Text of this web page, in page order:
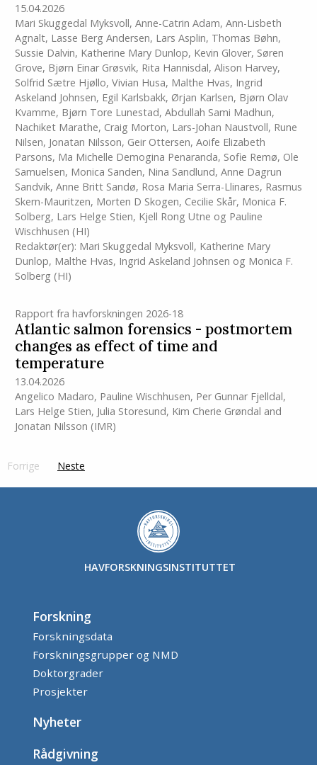
15.04.2026
Mari Skuggedal Myksvoll, Anne-Catrin Adam, Ann-Lisbeth
Agnalt, Lasse Berg Andersen, Lars Asplin, Thomas Bøhn,
Sussie Dalvin, Katherine Mary Dunlop, Kevin Glover, Søren
Grove, Bjørn Einar Grøsvik, Rita Hannisdal, Alison Harvey,
Solfrid Sætre Hjøllo, Vivian Husa, Malthe Hvas, Ingrid
Askeland Johnsen, Egil Karlsbakk, Ørjan Karlsen, Bjørn Olav
Kvamme, Bjørn Tore Lunestad, Abdullah Sami Madhun,
Nachiket Marathe, Craig Morton, Lars-Johan Naustvoll, Rune
Nilsen, Jonatan Nilsson, Geir Ottersen, Aoife Elizabeth
Parsons, Ma Michelle Demogina Penaranda, Sofie Remø, Ole
Samuelsen, Monica Sanden, Nina Sandlund, Anne Dagrun
Sandvik, Anne Britt Sandø, Rosa Maria Serra-Llinares, Rasmus
Skern-Mauritzen, Morten D Skogen, Cecilie Skår, Monica F.
Solberg, Lars Helge Stien, Kjell Rong Utne og Pauline
Wischhusen (HI)
Redaktør(er): Mari Skuggedal Myksvoll, Katherine Mary
Dunlop, Malthe Hvas, Ingrid Askeland Johnsen og Monica F.
Solberg (HI)
Rapport fra havforskningen 2026-18
Atlantic salmon forensics - postmortem
changes as effect of time and
temperature
13.04.2026
Angelico Madaro, Pauline Wischhusen, Per Gunnar Fjelldal,
Lars Helge Stien, Julia Storesund, Kim Cherie Grøndal and
Jonatan Nilsson (IMR)
Forrige pageNeste
HAVFORSKNINGSINSTITUTTET
Forskning
Forskningsdata
Forskningsgrupper og NMD
Doktorgrader
Prosjekter
Nyheter
Rådgivning